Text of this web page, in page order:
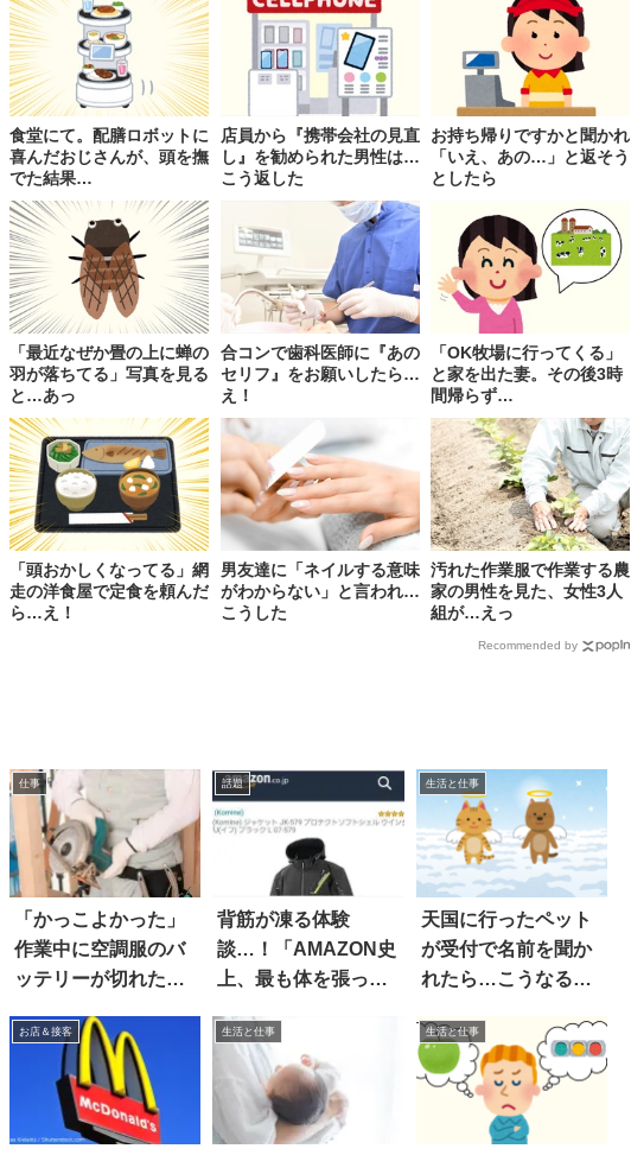
食堂にて。配膳ロボットに
喜んだおじさんが、頭を撫
でた結果…
店員から『携帯会社の見直
し』を勧められた男性は…
こう返した
お持ち帰りですかと聞かれ
「いえ、あの…」と返そう
としたら
「最近なぜか畳の上に蝉の
羽が落ちてる」写真を見る
と…あっ
合コンで歯科医師に『あの
セリフ』をお願いしたら…
え！
「OK牧場に行ってくる」
と家を出た妻。その後3時
間帰らず…
「頭おかしくなってる」網
走の洋食屋で定食を頼んだ
ら…え！
男友達に「ネイルする意味
がわからない」と言われ…
こうした
汚れた作業服で作業する農
家の男性を見た、女性3人
組が…えっ
Recommended by
仕事
「かっこよかった」
作業中に空調服のバ
ッテリーが切れた部
話題
背筋が凍る体験
談…！「AMAZON史
上、最も体を張った
た」
生活と仕事
天国に行ったペット
が受付で名前を聞か
れたら…こうなるか
お店＆接客 生活と仕事 生活と仕事